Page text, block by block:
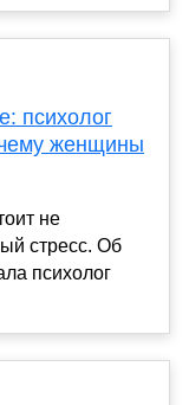
психолог
женщины
не
стресс. Об
психолог